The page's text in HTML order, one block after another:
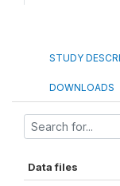
STUDY
DOWNLOADS
Data files